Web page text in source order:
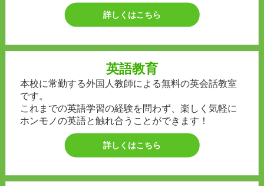
詳しくはこちら
英語教育
本校に常勤する外国人教師による無料の英会話教室
です。
これまでの英語学習の経験を問わず、楽しく気軽に
ホンモノの英語と触れ合うことができます！
詳しくはこちら